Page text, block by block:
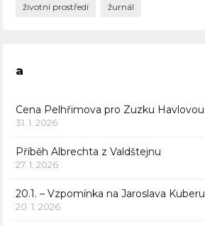
životní prostředí žurnál
a
Cena Pelhřimova pro Zuzku Havlovou
31. 1. 2026
Příběh Albrechta z Valdštejnu
27. 1. 2026
20.1. – Vzpomínka na Jaroslava Kuberu
20. 1. 2026